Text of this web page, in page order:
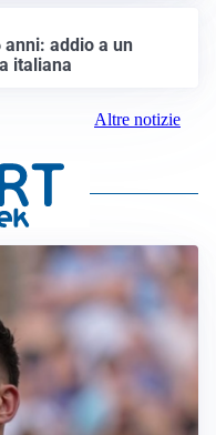
anni: addio a un
italiana
Altre notizie